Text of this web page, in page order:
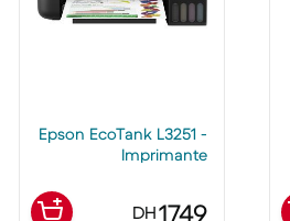
Epson EcoTank L3251 -
Imprimante
rechargeables
1749
DH